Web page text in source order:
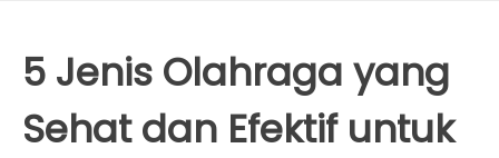
5 Jenis Olahraga yang
Sehat dan Efektif untuk